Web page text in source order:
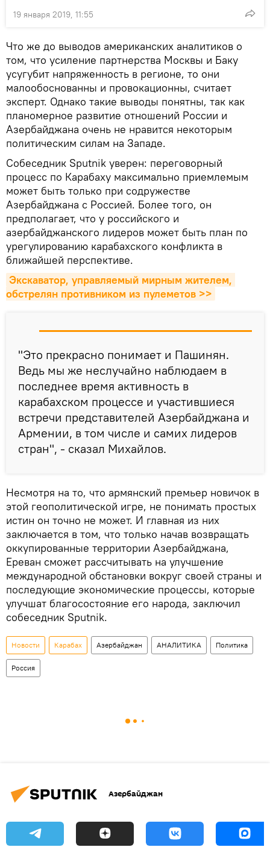
19 января 2019, 11:55
Что же до выводов американских аналитиков о
том, что усиление партнерства Москвы и Баку
усугубит напряженность в регионе, то они
малообоснованны и провокационны, считает
эксперт. Однако такие выводы понятны, так как
планомерное развитие отношений России и
Азербайджана очень не нравится некоторым
политическим силам на Западе.
Собеседник Sputnik уверен: переговорный
процесс по Карабаху максимально приемлемым
может быть только при содружестве
Азербайджана с Россией. Более того, он
предполагает, что у российского и
азербайджанского лидеров может быть план по
урегулированию карабахского конфликта в
ближайшей перспективе.
Экскаватор, управляемый мирным жителем,
обстрелян противником из пулеметов >>
"Это прекрасно понимает и Пашинян.
Ведь мы же неслучайно наблюдаем в
последнее время активность в
карабахском процессе и участившиеся
встречи представителей Азербайджана и
Армении, в том числе и самих лидеров
стран", - сказал Михайлов.
Несмотря на то, что армянский премьер новичок в
этой геополитической игре, не понимать простых
истин он точно не может. И главная из них
заключается в том, что только начав возвращать
оккупированные территории Азербайджана,
Ереван сможет рассчитывать на улучшение
международной обстановки вокруг своей страны и
последующие экономические процессы, которые
улучшат благосостояние его народа, заключил
собеседник Sputnik.
Новости Карабах Азербайджан АНАЛИТИКА Политика
Россия
Азербайджан